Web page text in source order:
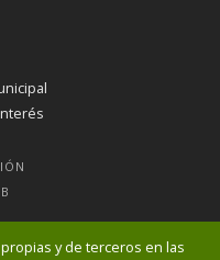
y de terceros en las